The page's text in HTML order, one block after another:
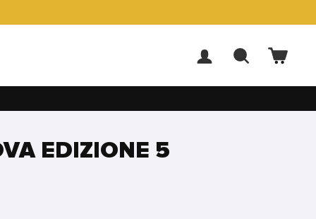
ACCEDI CERCA
EDIZIONE 5